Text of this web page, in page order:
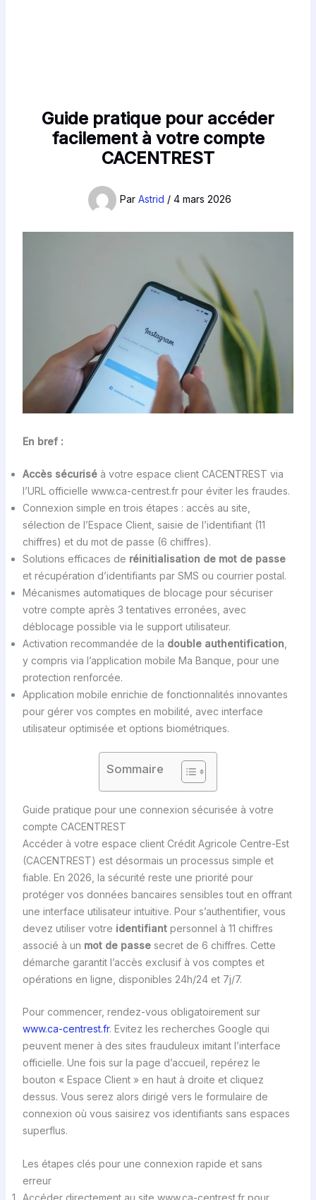
Guide pratique pour accéder
facilement à votre compte
CACENTREST
Par Astrid / 4 mars 2026
En bref :
Accès sécuriséà votre espace client CACENTREST via
l’URL officielle www.ca-centrest.fr pour éviter les fraudes.
Connexion simple en trois étapes : accès au site,
sélection de l’Espace Client, saisie de l’identifiant (11
chiffres) et du mot de passe (6 chiffres).
Solutions efficaces de réinitialisation de mot de passe
et récupération d’identifiants par SMS ou courrier postal.
Mécanismes automatiques de blocage pour sécuriser
votre compte après 3 tentatives erronées, avec
déblocage possible via le support utilisateur.
Activation recommandée de la double authentification
y compris via l’application mobile Ma Banque, pour une
protection renforcée.
Application mobile enrichie de fonctionnalités innovantes
pour gérer vos comptes en mobilité, avec interface
utilisateur optimisée et options biométriques.
Sommaire
Guide pratique pour une connexion sécurisée à votre
compte CACENTREST
Accéder à votre espace client Crédit Agricole Centre-Est
(CACENTREST) est désormais un processus simple et
fiable. En 2026, la sécurité reste une priorité pour
protéger vos données bancaires sensibles tout en offrant
une interface utilisateur intuitive. Pour s’authentifier, vous
devez utiliser votre identifiantpersonnel à 11 chiffres
associé à un mot de passesecret de 6 chiffres. Cette
démarche garantit l’accès exclusif à vos comptes et
opérations en ligne, disponibles 24h/24 et 7j/7.
Pour commencer, rendez-vous obligatoirement sur
www.ca-centrest.fr. Evitez les recherches Google qui
peuvent mener à des sites frauduleux imitant l’interface
officielle. Une fois sur la page d’accueil, repérez le
bouton « Espace Client » en haut à droite et cliquez
dessus. Vous serez alors dirigé vers le formulaire de
connexion où vous saisirez vos identifiants sans espaces
superflus.
Les étapes clés pour une connexion rapide et sans
erreur
Accéder directement au site www.ca-centrest.fr pour